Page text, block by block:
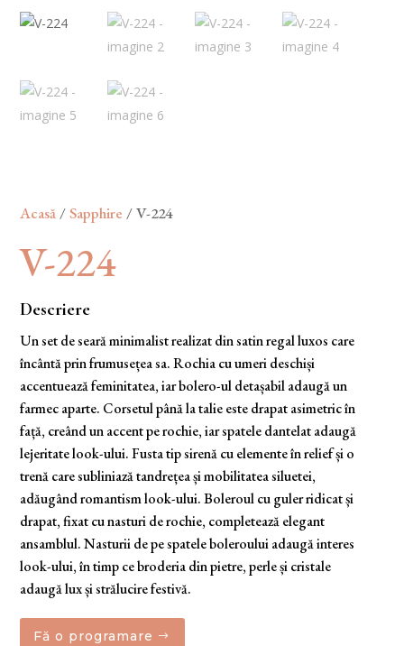
Acasă /Sapphire / V-224
V-224
Descriere
Un set de seară minimalist realizat din satin regal luxos care
încântă prin frumusețea sa. Rochia cu umeri deschiși
accentuează feminitatea, iar bolero-ul detașabil adaugă un
farmec aparte. Corsetul până la talie este drapat asimetric în
față, creând un accent pe rochie, iar spatele dantelat adaugă
lejeritate look-ului. Fusta tip sirenă cu elemente în relief și o
trenă care subliniază tandrețea și mobilitatea siluetei,
adăugând romantism look-ului. Boleroul cu guler ridicat și
drapat, fixat cu nasturi de rochie, completează elegant
ansamblul. Nasturii de pe spatele boleroului adaugă interes
look-ului, în timp ce broderia din pietre, perle și cristale
adaugă lux și strălucire festivă.
Fă o programare